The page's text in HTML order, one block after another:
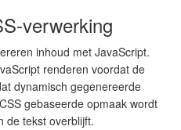
verwerking
inhoud met JavaScript.
renderen voordat de
dynamisch gegenereerde
gebaseerde opmaak wordt
de tekst overblijft.